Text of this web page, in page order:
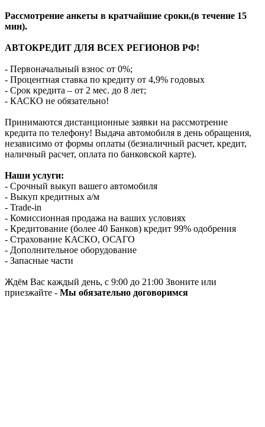
Рассмотрение анкеты в кратчайшие сроки,(в течение 15
мин).
АВТОКРЕДИТ ДЛЯ ВСЕХ РЕГИОНОВ РФ!
- Первоначальный взнос от 0%;
- Процентная ставка по кредиту от 4,9% годовых
- Срок кредита – от 2 мес. до 8 лет;
- КАСКО не обязательно!
Принимаются дистанционные заявки на рассмотрение
кредита по телефону! Выдача автомобиля в день обращения,
независимо от формы оплаты (безналичный расчет, кредит,
наличный расчет, оплата по банковской карте).
Наши услуги:
- Срочный выкуп вашего автомобиля
- Выкуп кредитных а/м
- Trade-in
- Комиссионная продажа на ваших условиях
- Кредитование (более 40 Банков) кредит 99% одобрения
- Страхование КАСКО, ОСАГО
- Дополнительное оборудование
- Запасные части
Ждём Вас каждый день, с 9:00 до 21:00 Звоните или
приезжайте - Мы обязательно договоримся